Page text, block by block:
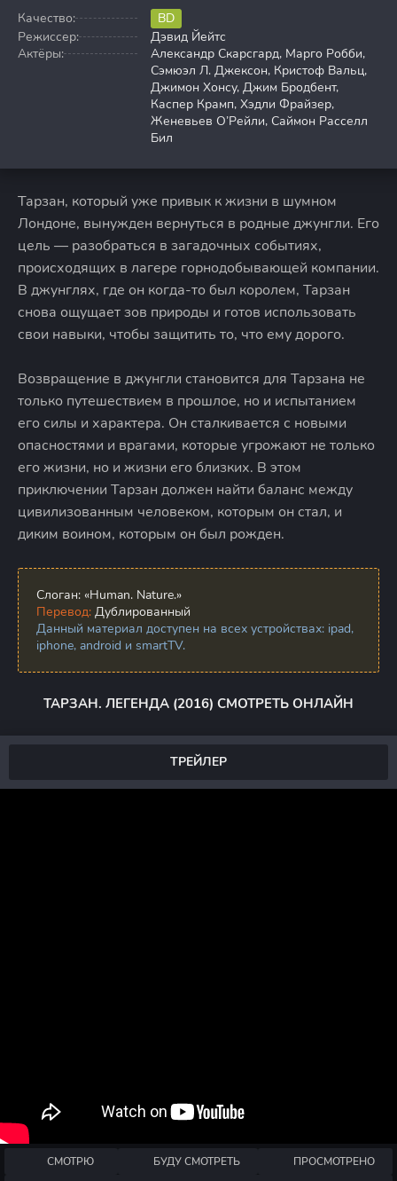
Качество:
BD
Режиссер:
Дэвид Йейтс
Актёры:
Александр Скарсгард, Марго Робби,
Сэмюэл Л. Джексон, Кристоф Вальц,
Джимон Хонсу, Джим Бродбент,
Каспер Крамп, Хэдли Фрайзер,
Женевьев О’Рейли, Саймон Расселл
Бил
Тарзан, который уже привык к жизни в шумном
Лондоне, вынужден вернуться в родные джунгли. Его
цель — разобраться в загадочных событиях,
происходящих в лагере горнодобывающей компании.
В джунглях, где он когда-то был королем, Тарзан
снова ощущает зов природы и готов использовать
свои навыки, чтобы защитить то, что ему дорого.
Возвращение в джунгли становится для Тарзана не
только путешествием в прошлое, но и испытанием
его силы и характера. Он сталкивается с новыми
опасностями и врагами, которые угрожают не только
его жизни, но и жизни его близких. В этом
приключении Тарзан должен найти баланс между
цивилизованным человеком, которым он стал, и
диким воином, которым он был рожден.
Слоган: «Human. Nature.»
Перевод: Дублированный
Данный материал доступен на всех устройствах: ipad,
iphone, android и smartTV.
ТАРЗАН. ЛЕГЕНДА (2016) СМОТРЕТЬ ОНЛАЙН
ТРЕЙЛЕР
СМОТРЮ БУДУ СМОТРЕТЬ
ПРОСМОТРЕНО